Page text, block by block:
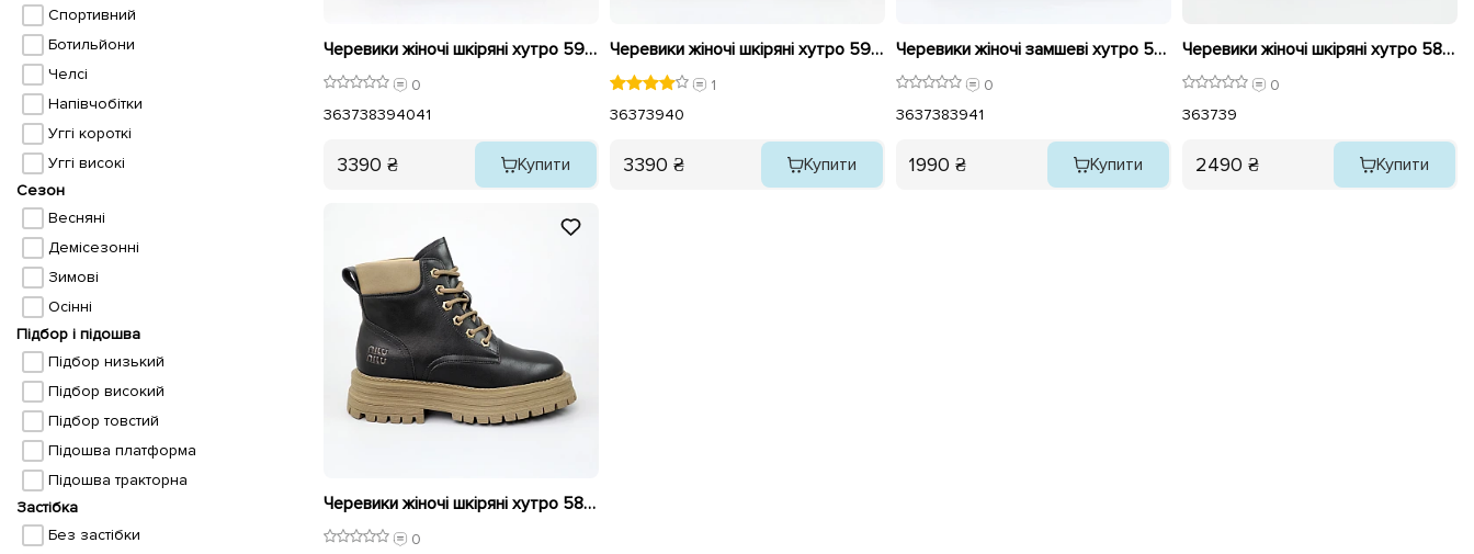
Спортивний
Ботильйони
Челсі
Напівчобітки
Уггі короткі
Уггі високі
Сезон
Весняні
Демісезонні
Зимові
Осінні
Підбор і підошва
Підбор низький
Підбор високий
Підбор товстий
Підошва платформа
Підошва тракторна
Застібка
Без застібки
Черевики жіночі шкіряні хутро 590409 Чорні
0
363738394041
3390 ₴ Купити
Черевики жіночі шкіряні хутро 590785 Чорні
1
36373940
3390 ₴ Купити
Черевики жіночі замшеві хутро 590107 Коричневі
0
3637383941
1990 ₴ Купити
Черевики жіночі шкіряні хутро 589542 Чорні
0
363739
2490 ₴ Купити
Черевики жіночі шкіряні хутро 589538 Чорні
0